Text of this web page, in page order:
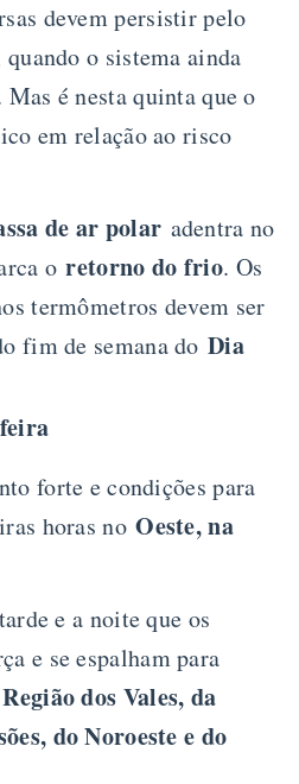
devem persistir pelo
o sistema ainda
é nesta quinta que o
em relação ao risco
de ar polar adentra no
oretorno do frio. Os
termômetros devem ser
fim de semana do Dia
forte e condições para
horas noOeste, na
e a noite que os
e se espalham para
dos Vales, da
do Noroeste e do